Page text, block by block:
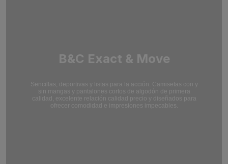
B&C Exact & Move
Sencillas, deportivas y listas para la acción. Camisetas con y
sin mangas y pantalones cortos de algodón de primera
calidad, excelente relación calidad precio y diseñados para
ofrecer comodidad e impresiones impecables.